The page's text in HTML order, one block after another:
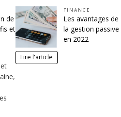
de
et
FINANCE
Les avantages de
la gestion passive
en 2022
Lire l'article